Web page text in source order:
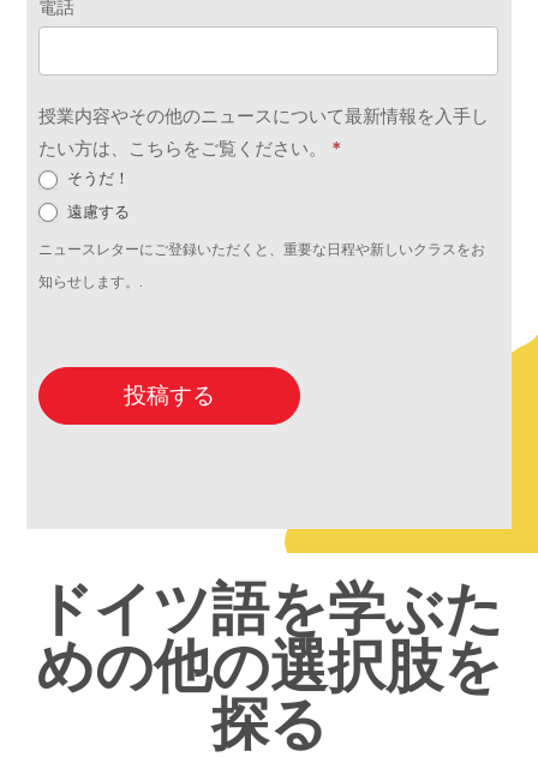
電話
授業内容やその他のニュースについて最新情報を入手し
たい方は、こちらをご覧ください。 *
そうだ！
遠慮する
ニュースレターにご登録いただくと、重要な日程や新しいクラスをお
知らせします。.
投稿する
ドイツ語を学ぶた
めの他の選択肢を
探る